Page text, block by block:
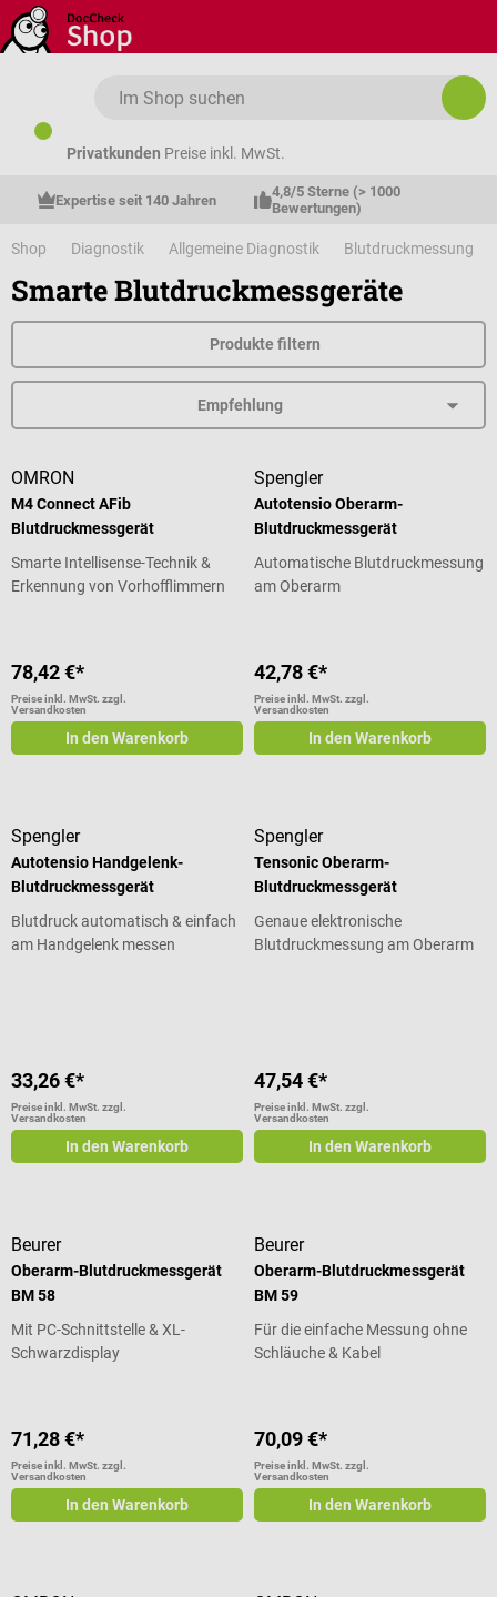
Zum Hauptinhalt springen
Privatkunden Preise inkl. MwSt.
Expertise seit 140 Jahren
4,8/5 Sterne (> 1000
Bewertungen)
Shop Diagnostik Allgemeine Diagnostik Blutdruckmessung
Smarte Blutdruckmessgeräte
Produkte filtern
OMRON
M4 Connect AFib
Blutdruckmessgerät
Smarte Intellisense-Technik &
Erkennung von Vorhofflimmern
78,42 €*
Preise inkl. MwSt. zzgl.
Versandkosten
In den Warenkorb
Spengler
Autotensio Oberarm-
Blutdruckmessgerät
Automatische Blutdruckmessung
am Oberarm
42,78 €*
Preise inkl. MwSt. zzgl.
Versandkosten
In den Warenkorb
Spengler
Autotensio Handgelenk-
Blutdruckmessgerät
Blutdruck automatisch & einfach
am Handgelenk messen
33,26 €*
Preise inkl. MwSt. zzgl.
Versandkosten
In den Warenkorb
Spengler
Tensonic Oberarm-
Blutdruckmessgerät
Genaue elektronische
Blutdruckmessung am Oberarm
47,54 €*
Preise inkl. MwSt. zzgl.
Versandkosten
In den Warenkorb
Beurer
Oberarm-Blutdruckmessgerät
BM 58
Mit PC-Schnittstelle & XL-
Schwarzdisplay
71,28 €*
Preise inkl. MwSt. zzgl.
Versandkosten
In den Warenkorb
Beurer
Oberarm-Blutdruckmessgerät
BM 59
Für die einfache Messung ohne
Schläuche & Kabel
70,09 €*
Preise inkl. MwSt. zzgl.
Versandkosten
In den Warenkorb